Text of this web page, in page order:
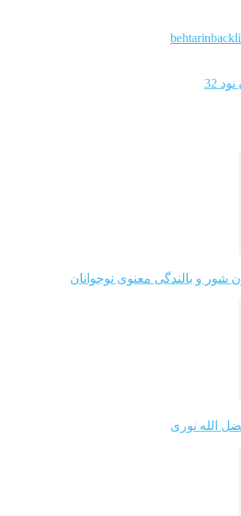
32
شور و بالندگی معنوی نوجوانان
الله نوری